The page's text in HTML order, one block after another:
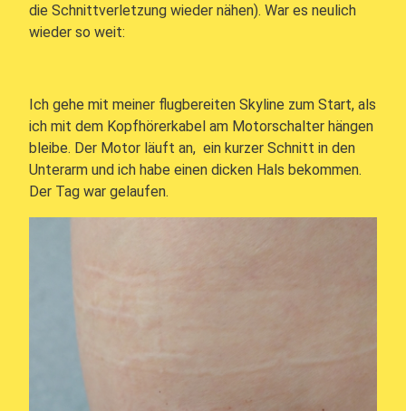
die Schnittverletzung wieder nähen). War es neulich
wieder so weit:
Ich gehe mit meiner flugbereiten Skyline zum Start, als
ich mit dem Kopfhörerkabel am Motorschalter hängen
bleibe. Der Motor läuft an, ein kurzer Schnitt in den
Unterarm und ich habe einen dicken Hals bekommen.
Der Tag war gelaufen.